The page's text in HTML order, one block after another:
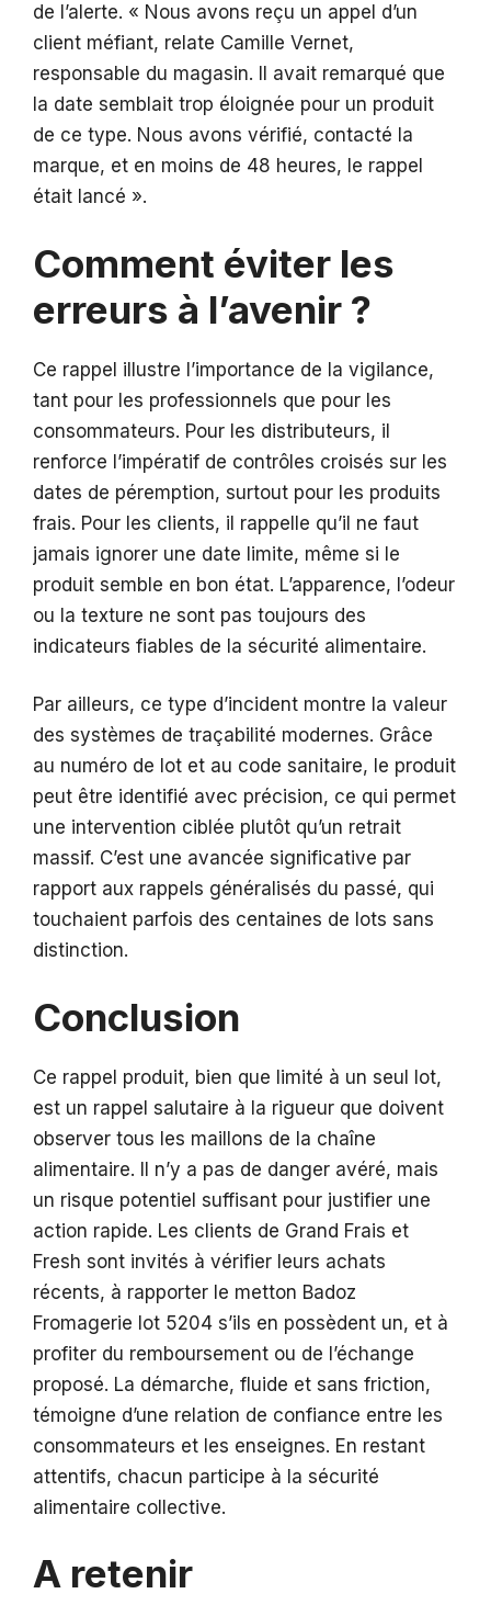
de l’alerte. « Nous avons reçu un appel d’un
client méfiant, relate Camille Vernet,
responsable du magasin. Il avait remarqué que
la date semblait trop éloignée pour un produit
de ce type. Nous avons vérifié, contacté la
marque, et en moins de 48 heures, le rappel
était lancé ».
Comment éviter les
erreurs à l’avenir ?
Ce rappel illustre l’importance de la vigilance,
tant pour les professionnels que pour les
consommateurs. Pour les distributeurs, il
renforce l’impératif de contrôles croisés sur les
dates de péremption, surtout pour les produits
frais. Pour les clients, il rappelle qu’il ne faut
jamais ignorer une date limite, même si le
produit semble en bon état. L’apparence, l’odeur
ou la texture ne sont pas toujours des
indicateurs fiables de la sécurité alimentaire.
Par ailleurs, ce type d’incident montre la valeur
des systèmes de traçabilité modernes. Grâce
au numéro de lot et au code sanitaire, le produit
peut être identifié avec précision, ce qui permet
une intervention ciblée plutôt qu’un retrait
massif. C’est une avancée significative par
rapport aux rappels généralisés du passé, qui
touchaient parfois des centaines de lots sans
distinction.
Conclusion
Ce rappel produit, bien que limité à un seul lot,
est un rappel salutaire à la rigueur que doivent
observer tous les maillons de la chaîne
alimentaire. Il n’y a pas de danger avéré, mais
un risque potentiel suffisant pour justifier une
action rapide. Les clients de Grand Frais et
Fresh sont invités à vérifier leurs achats
récents, à rapporter le metton Badoz
Fromagerie lot 5204 s’ils en possèdent un, et à
profiter du remboursement ou de l’échange
proposé. La démarche, fluide et sans friction,
témoigne d’une relation de confiance entre les
consommateurs et les enseignes. En restant
attentifs, chacun participe à la sécurité
alimentaire collective.
A retenir